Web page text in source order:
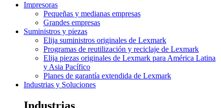
Impresoras
Pequeñas y medianas empresas
Grandes empresas
Suministros y piezas
Elija suministros originales de Lexmark
Programas de reutilización y reciclaje de Lexmark
Elija piezas originales de Lexmark para América Latina
y Asia Pacífico
Planes de garantía extendida de Lexmark
Industrias y Soluciones